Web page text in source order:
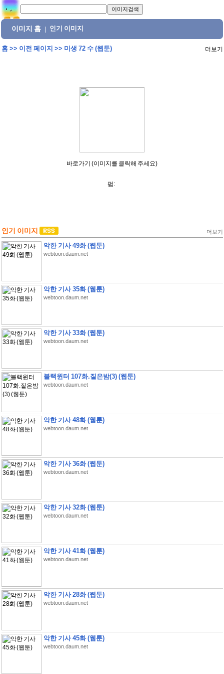
이미지 홈 인기 이미지
홈>> 이전 페이지 >> 미생 72 수 (웹툰) 더보기
바로가기 (이미지를 클릭해 주세요)
펌:
인기 이미지 더보기
악한 기사 49화 (웹툰)
webtoon.daum.net
악한 기사 35화 (웹툰)
webtoon.daum.net
악한 기사 33화 (웹툰)
webtoon.daum.net
블랙윈터 107화.짙은밤(3) (웹툰)
webtoon.daum.net
악한 기사 48화 (웹툰)
webtoon.daum.net
악한 기사 36화 (웹툰)
webtoon.daum.net
악한 기사 32화 (웹툰)
webtoon.daum.net
악한 기사 41화 (웹툰)
webtoon.daum.net
악한 기사 28화 (웹툰)
webtoon.daum.net
악한 기사 45화 (웹툰)
webtoon.daum.net